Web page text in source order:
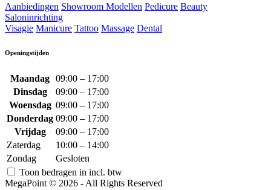
Aanbiedingen Showroom Modellen Pedicure Beauty
Saloninrichting
Visagie Manicure Tattoo Massage Dental
Openingstijden
Maandag 09:00 – 17:00
Dinsdag
09:00 – 17:00
Woensdag 09:00 – 17:00
Donderdag 09:00 – 17:00
Vrijdag
09:00 – 17:00
Zaterdag
10:00 – 14:00
Zondag
Gesloten
Toon bedragen in incl. btw
MegaPoint © 2026 - All Rights Reserved